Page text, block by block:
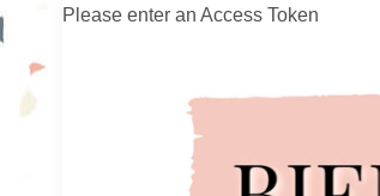
Please enter an Access Token